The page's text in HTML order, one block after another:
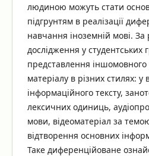
людиною можуть стати
підгрунтям в реалізації
навчання іноземній мові.
дослідження у студентських
представлення
матеріалу в різних стилях: у
інформаційного тексту,
лексичних одиниць,
мови, відеоматеріал за
відтворення основних
Таке диференційоване